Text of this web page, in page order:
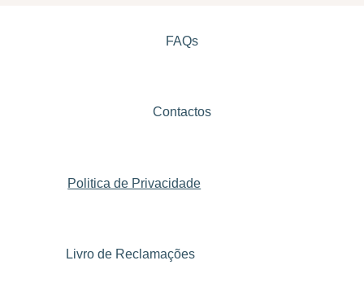
da Região da Guarda
Contactos
Politica de Privacidade
Livro de Reclamações
FAQs